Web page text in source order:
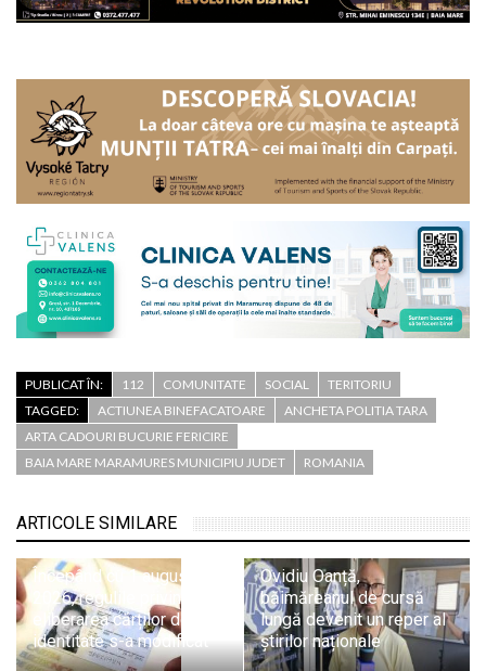
PUBLICAT ÎN: 112 COMUNITATE SOCIAL
TERITORIU
TAGGED:
ACTIUNEA BINEFACATOARE
ANCHETA POLITIA TARA
ARTA CADOURI BUCURIE FERICIRE
BAIA MARE MARAMURES MUNICIPIU JUDET
ROMANIA
ARTICOLE SIMILARE
Începând cu 1 august
2026, regulile privind
eliberarea cărților de
identitate s-a modificat
Ovidiu Oanță,
băimăreanul de cursă
lungă devenit un reper al
știrilor naționale